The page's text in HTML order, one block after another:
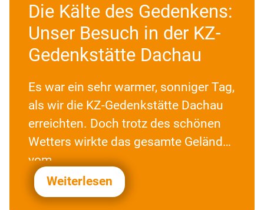
Die Kälte des Gedenkens:
Unser Besuch in der KZ-
Gedenkstätte Dachau
Es war ein sehr warmer, sonniger Tag,
als wir die KZ-Gedenkstätte Dachau
erreichten. Doch trotz des schönen
Wetters wirkte das gesamte Gelände
vom…
Weiterlesen